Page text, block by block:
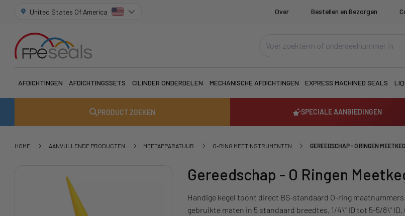
United States Of America Over Bestellen en Bezorgen
AFDICHTINGEN AFDICHTINGSSETS CILINDER ONDERDELEN MECHANISCHE AFDICHTINGEN EXPRESS MACHINED SEALS
PRODUCT ZOEKEN SPECIALE AANBIEDINGEN
HOME AANVULLENDE PRODUCTEN MEETAPPARATUUR O-RING MEETINSTRUMENTEN GEREEDSCHAP - O RINGEN
Gereedschap - O Ringen
Handige kegel toont direct BS-standaard O-ring
gebruikte maten in 5 standaard breedtes, 1/4\" ID tot 5-5/8\"